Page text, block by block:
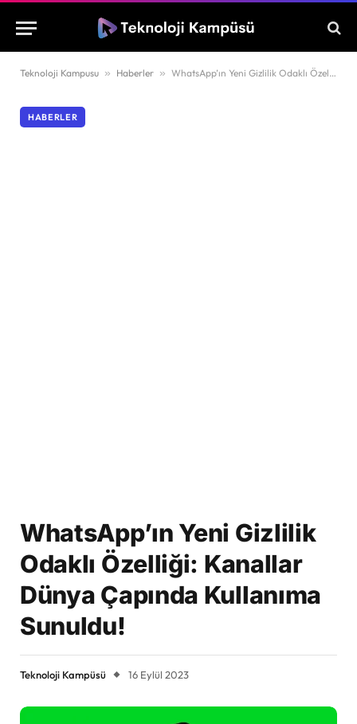
Teknoloji Kampusu » Haberler » WhatsApp’ın Yeni Gizlilik Odaklı Özelliği: Kanallar Dünya Çapında Kullanıma Sunuldu!
HABERLER
WhatsApp’ın Yeni Gizlilik
Odaklı Özelliği: Kanallar
Dünya Çapında Kullanıma
Sunuldu!
Teknoloji Kampüsü 16 Eylül 2023